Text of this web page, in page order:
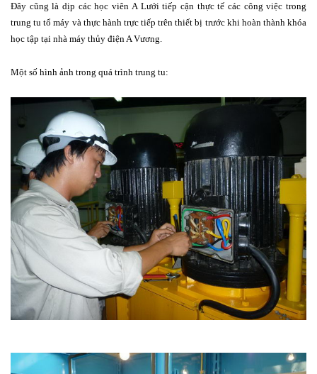
Đây cũng là dịp các học viên A Lưới tiếp cận thực tế các công việc trong
trung tu tổ máy và thực hành trực tiếp trên thiết bị trước khi hoàn thành khóa
học tập tại nhà máy thủy điện A Vương.
Một số hình ảnh trong quá trình trung tu: